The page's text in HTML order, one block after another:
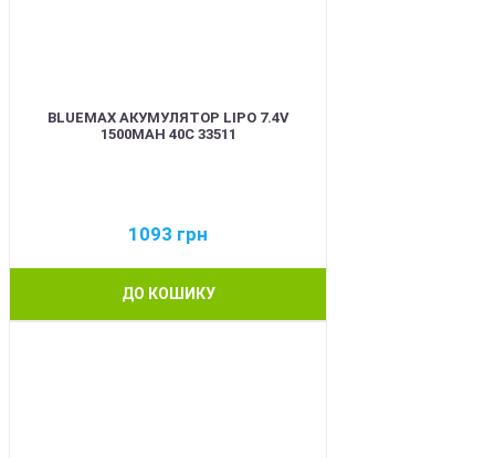
BLUEMAX АКУМУЛЯТОР LIPO 7.4V
1500MAH 40C 33511
1093 грн
ДО КОШИКУ